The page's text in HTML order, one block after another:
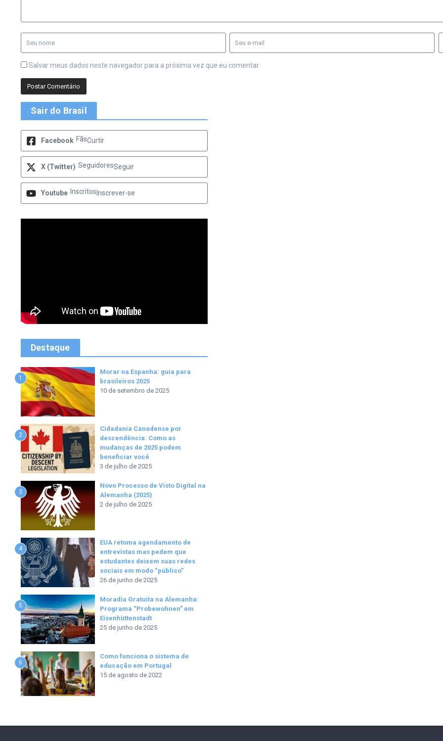
Salvar meus dados neste navegador para a próxima vez que eu comentar.
Sair do Brasil
Facebook FãsCurtir
X (Twitter) SeguidoresSeguir
Youtube Inscritos Inscrever-se
Destaque
1
Morar na Espanha: guia para
brasileiros 2025
10 de setembro de 2025
2
Cidadania Canadense por
descendência: Como as
mudanças de 2025 podem
beneficiar você
3 de julho de 2025
3
Novo Processo de Visto Digital na
Alemanha (2025)
2 de julho de 2025
4
EUA retoma agendamento de
entrevistas mas pedem que
estudantes deixem suas redes
sociais em modo “público”
26 de junho de 2025
5
Moradia Gratuita na Alemanha:
Programa “Probewohnen” em
Eisenhüttenstadt
25 de junho de 2025
6
Como funciona o sistema de
educação em Portugal
15 de agosto de 2022